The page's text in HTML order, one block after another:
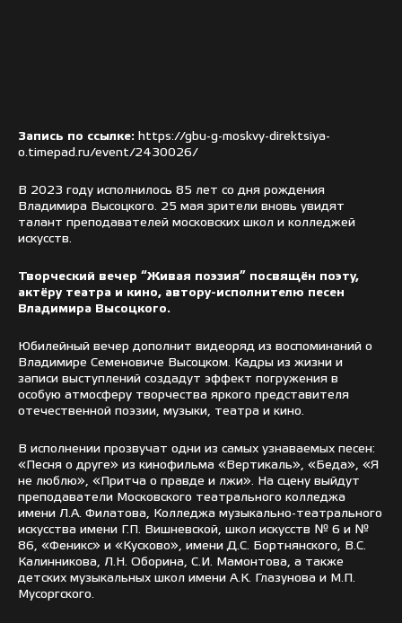
Запись по ссылке: https://gbu-g-moskvy-direktsiya-
o.timepad.ru/event/2430026/
В 2023 году исполнилось 85 лет со дня рождения
Владимира Высоцкого. 25 мая зрители вновь увидят
талант преподавателей московских школ и колледжей
искусств.
Творческий вечер “Живая поэзия” посвящён поэту,
актёру театра и кино, автору-исполнителю песен
Владимира Высоцкого.
Юбилейный вечер дополнит видеоряд из воспоминаний о
Владимире Семеновиче Высоцком. Кадры из жизни и
записи выступлений создадут эффект погружения в
особую атмосферу творчества яркого представителя
отечественной поэзии, музыки, театра и кино.
В исполнении прозвучат одни из самых узнаваемых песен:
«Песня о друге» из кинофильма «Вертикаль», «Беда», «Я
не люблю», «Притча о правде и лжи». На сцену выйдут
преподаватели Московского театрального колледжа
имени Л.А. Филатова, Колледжа музыкально-театрального
искусства имени Г.П. Вишневской, школ искусств № 6 и №
86, «Феникс» и «Кусково», имени Д.С. Бортнянского, В.С.
Калинникова, Л.Н. Оборина, С.И. Мамонтова, а также
детских музыкальных школ имени А.К. Глазунова и М.П.
Мусоргского.